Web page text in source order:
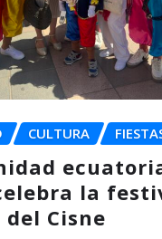
CULTURA
la
Cisne